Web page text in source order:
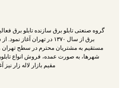
گروه صنعتی تابلو برق سازنده تابلو برق
مستقیم به مشتریان محترم در سطح تهران
شهرها، به صورت عمده، فروش انواع
مقیم بازار لاله زار نیز